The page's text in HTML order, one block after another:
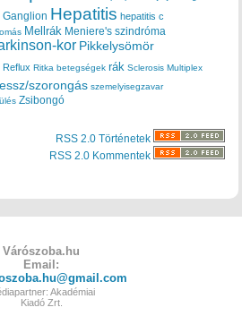
Ganglion Hepatitis hepatitis c
Mellrák Meniere's szindróma
kor Pikkelysömör
Reflux Ritka betegségek rák Sclerosis Multiplex
szorongás szemelyisegzavar
Zsibongó
RSS 2.0 Történetek
RSS 2.0 Kommentek
Várószoba.hu
Email:
Akadémiai
Kiadó Zrt.